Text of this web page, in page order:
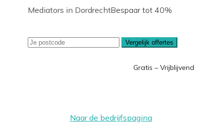
Mediators in DordrechtBespaar tot 40%
Vergelijk offertes
Gratis – Vrijblijvend
Naar de bedrijfspagina